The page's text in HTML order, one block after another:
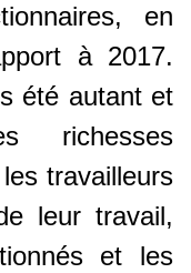
en
à 2017.
été autant et
richesses
travailleurs
leur travail,
et les